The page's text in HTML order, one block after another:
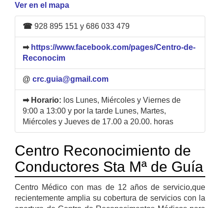
Ver en el mapa
☎ 928 895 151 y 686 033 479
➡ https://www.facebook.com/pages/Centro-de-
Reconocim
@ crc.guia@gmail.com
➡ Horario: los Lunes, Miércoles y Viernes de
9:00 a 13:00 y por la tarde Lunes, Martes,
Miércoles y Jueves de 17.00 a 20.00. horas
Centro Reconocimiento de
Conductores Sta Mª de Guía
Centro Médico con mas de 12 años de servicio,que
recientemente amplia su cobertura de servicios con la